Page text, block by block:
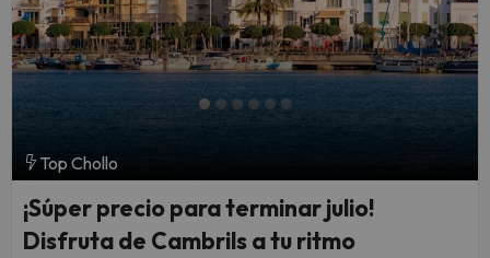
Top Chollo
¡Súper precio para terminar julio!
Disfruta de Cambrils a tu ritmo